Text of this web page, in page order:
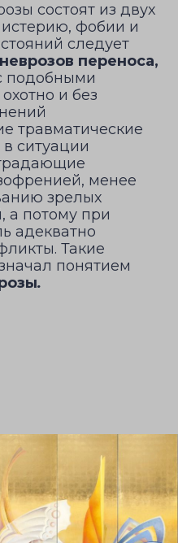
состоят из двух
фобии и
следует
неврозов переноса,
подобными
и без
травматические
ситуации
менее
зрелых
а потому при
адекватно
Такие
понятием
.